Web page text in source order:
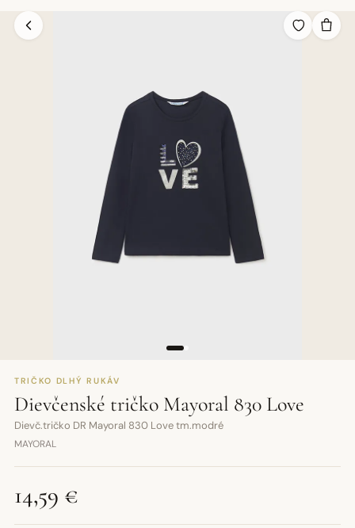
TRIČKO DLHÝ RUKÁV
Dievčenské tričko Mayoral 830 Love
Dievč.tričko DR Mayoral 830 Love tm.modré
MAYORAL
14,59 €